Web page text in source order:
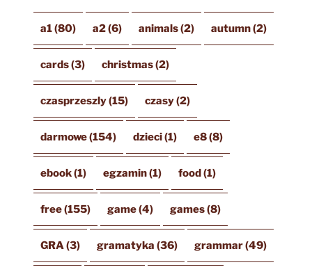
a1(80) a2(6) animals(2) autumn(2)
cards(3) christmas(2)
czasprzeszly(15) czasy(2)
darmowe(154) dzieci(1) e8(8)
ebook(1) egzamin(1) food(1)
free(155) game(4) games(8)
GRA(3) gramatyka (36) grammar(49)